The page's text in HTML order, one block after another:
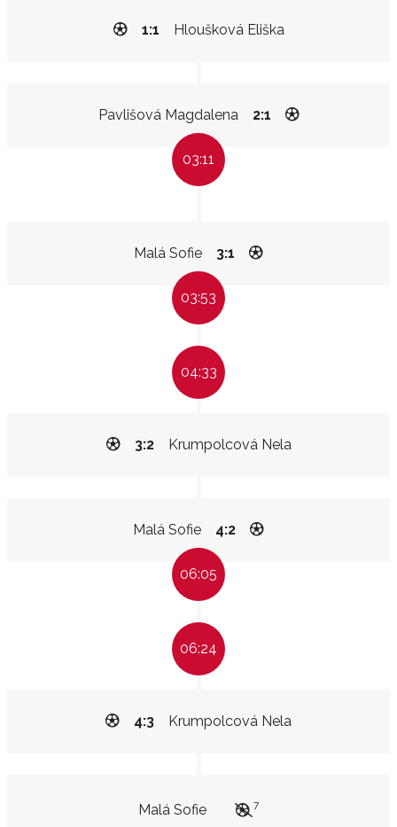
Hloušková Eliška
1:1
Pavlišová Magdalena 2:1
03:11
Malá Sofie 3:1
03:53
04:33
Krumpolcová Nela
3:2
Malá Sofie 4:2
06:05
06:24
Krumpolcová Nela
4:3
Malá Sofie 7